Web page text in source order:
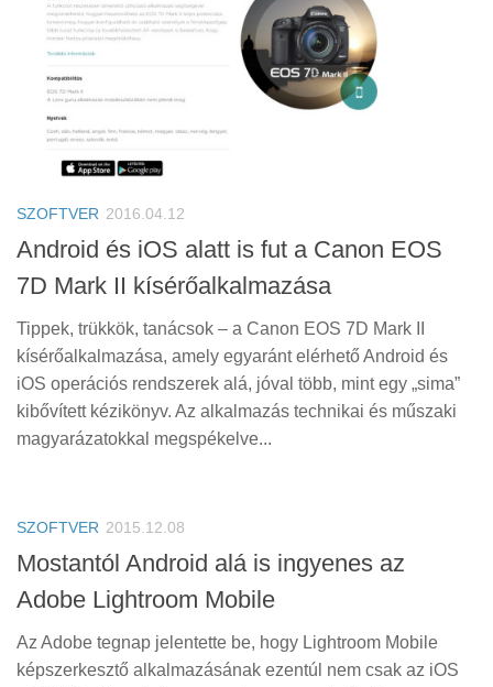
SZOFTVER 2016.04.12
Android és iOS alatt is fut a Canon EOS
7D Mark II kísérőalkalmazása
Tippek, trükkök, tanácsok – a Canon EOS 7D Mark II
kísérőalkalmazása, amely egyaránt elérhető Android és
iOS operációs rendszerek alá, jóval több, mint egy „sima”
kibővített kézikönyv. Az alkalmazás technikai és műszaki
magyarázatokkal megspékelve...
SZOFTVER 2015.12.08
Mostantól Android alá is ingyenes az
Adobe Lightroom Mobile
Az Adobe tegnap jelentette be, hogy Lightroom Mobile
képszerkesztő alkalmazásának ezentúl nem csak az iOS